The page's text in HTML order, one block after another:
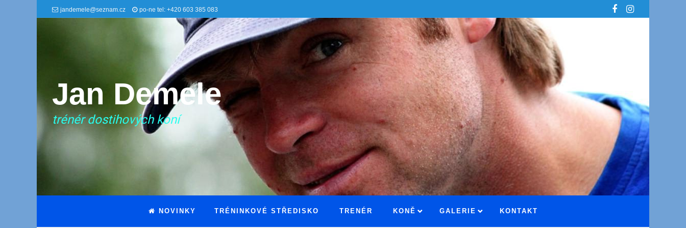
jandemele@seznam.cz po-ne tel: +420 603 385 083
Jan Demele
trénér dostihových koní
NOVINKY TRÉNINKOVÉ STŘEDISKO TRENÉR KONĚ GALERIE KONTAKT